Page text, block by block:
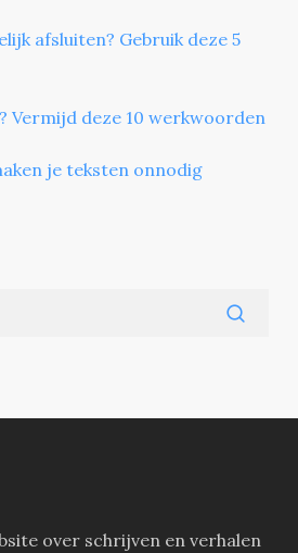
afsluiten? Gebruik deze 5
Vermijd deze 10 werkwoorden
je teksten onnodig
over schrijven en verhalen